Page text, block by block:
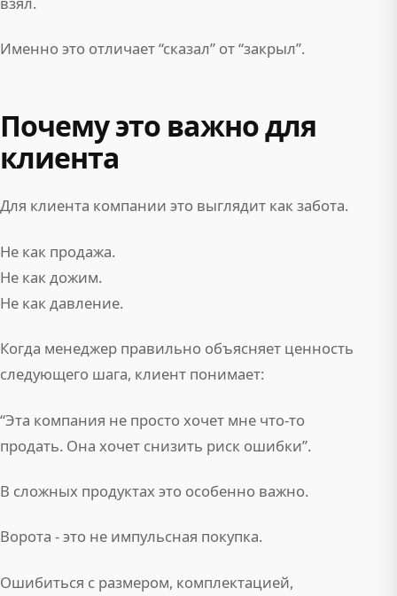
Именно это отличает “сказал” от “закрыл”.
Почему это важно для
клиента
Для клиента компании это выглядит как забота.
Не как продажа.
Не как дожим.
Не как давление.
Когда менеджер правильно объясняет ценность
следующего шага, клиент понимает:
“Эта компания не просто хочет мне что-то
продать. Она хочет снизить риск ошибки”.
В сложных продуктах это особенно важно.
Ворота - это не импульсная покупка.
Ошибиться с размером, комплектацией,